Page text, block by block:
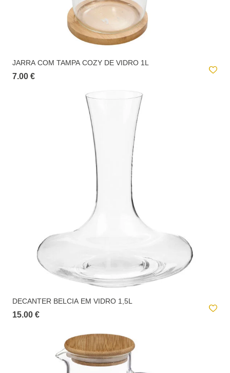
JARRA COM TAMPA COZY DE VIDRO 1L
7.00 €
DECANTER BELCIA EM VIDRO 1,5L
15.00 €